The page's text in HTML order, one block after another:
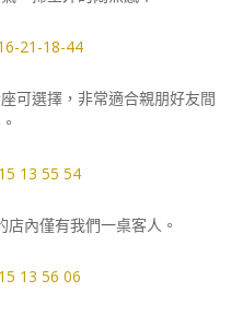
可選擇，非常適合親朋好友間
內僅有我們一桌客人。